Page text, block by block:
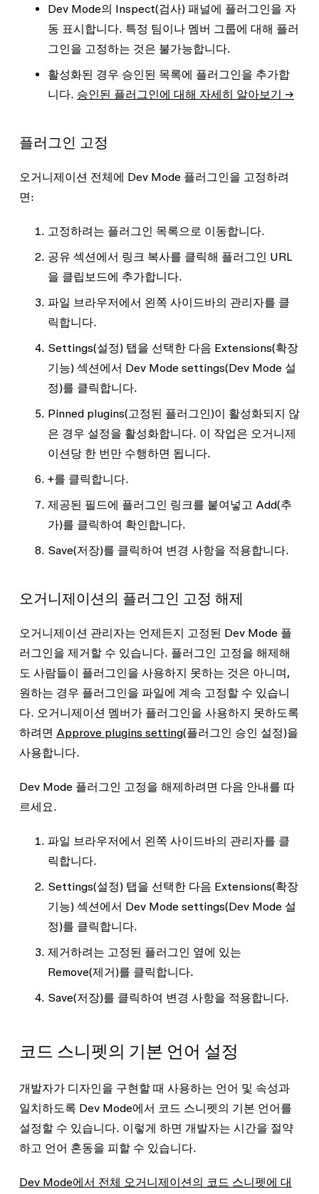
Dev Mode의 Inspect(검사) 패널에 플러그인을 자
동 표시합니다. 특정 팀이나 멤버 그룹에 대해 플러
그인을 고정하는 것은 불가능합니다.
활성화된 경우 승인된 목록에 플러그인을 추가합
니다. 승인된 플러그인에 대해 자세히 알아보기 →
플러그인 고정
오거니제이션 전체에 Dev Mode 플러그인을 고정하려
면:
고정하려는 플러그인 목록으로 이동합니다.
공유 섹션에서 링크 복사를 클릭해 플러그인 URL
을 클립보드에 추가합니다.
파일 브라우저에서 왼쪽 사이드바의 관리자를 클
릭합니다.
Settings(설정) 탭을 선택한 다음 Extensions(확장
기능) 섹션에서 Dev Mode settings(Dev Mode 설
정)를 클릭합니다.
Pinned plugins(고정된 플러그인)이 활성화되지 않
은 경우 설정을 활성화합니다. 이 작업은 오거니제
이션당 한 번만 수행하면 됩니다.
+를 클릭합니다.
제공된 필드에 플러그인 링크를 붙여넣고 Add(추
가)를 클릭하여 확인합니다.
Save(저장)를 클릭하여 변경 사항을 적용합니다.
오거니제이션의 플러그인 고정 해제
오거니제이션 관리자는 언제든지 고정된 Dev Mode 플
러그인을 제거할 수 있습니다. 플러그인 고정을 해제해
도 사람들이 플러그인을 사용하지 못하는 것은 아니며,
원하는 경우 플러그인을 파일에 계속 고정할 수 있습니
다. 오거니제이션 멤버가 플러그인을 사용하지 못하도록
하려면 Approve plugins setting(플러그인 승인 설정)을
사용합니다.
Dev Mode 플러그인 고정을 해제하려면 다음 안내를 따
르세요.
파일 브라우저에서 왼쪽 사이드바의 관리자를 클
릭합니다.
Settings(설정) 탭을 선택한 다음 Extensions(확장
기능) 섹션에서 Dev Mode settings(Dev Mode 설
정)를 클릭합니다.
제거하려는 고정된 플러그인 옆에 있는
Remove(제거)를 클릭합니다.
Save(저장)를 클릭하여 변경 사항을 적용합니다.
코드 스니펫의 기본 언어 설정
개발자가 디자인을 구현할 때 사용하는 언어 및 속성과
일치하도록 Dev Mode에서 코드 스니펫의 기본 언어를
설정할 수 있습니다. 이렇게 하면 개발자는 시간을 절약
하고 언어 혼동을 피할 수 있습니다.
Dev Mode에서 전체 오거니제이션의 코드 스니펫에 대